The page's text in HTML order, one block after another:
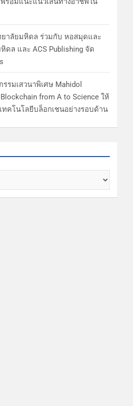
าลัยมหิดล ร่วมกับ หอสมุดและ
ดล และ ACS Publishing จัด
มเสวนาพิเศษ Mahidol
from A to Science ให้
ทคโนโลยีบล็อกเชนอย่างรอบด้าน